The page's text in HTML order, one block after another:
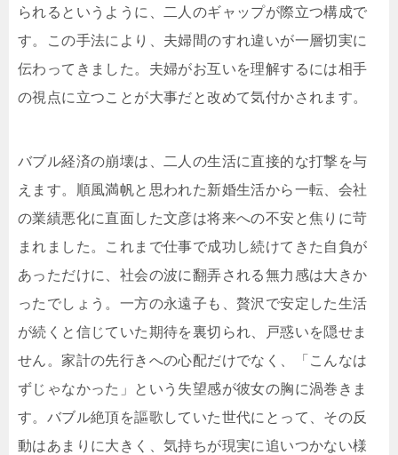
られるというように、二人のギャップが際立つ構成で
す。この手法により、夫婦間のすれ違いが一層切実に
伝わってきました。夫婦がお互いを理解するには相手
の視点に立つことが大事だと改めて気付かされます。
バブル経済の崩壊は、二人の生活に直接的な打撃を与
えます。順風満帆と思われた新婚生活から一転、会社
の業績悪化に直面した文彦は将来への不安と焦りに苛
まれました。これまで仕事で成功し続けてきた自負が
あっただけに、社会の波に翻弄される無力感は大きか
ったでしょう。一方の永遠子も、贅沢で安定した生活
が続くと信じていた期待を裏切られ、戸惑いを隠せま
せん。家計の先行きへの心配だけでなく、「こんなは
ずじゃなかった」という失望感が彼女の胸に渦巻きま
す。バブル絶頂を謳歌していた世代にとって、その反
動はあまりに大きく、気持ちが現実に追いつかない様